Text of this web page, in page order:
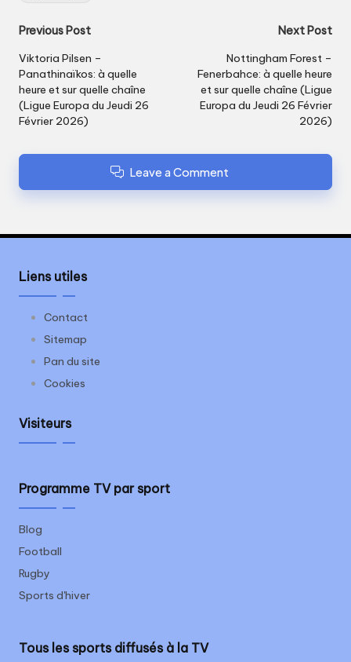
Post
navigation
Previous Post
Viktoria Pilsen –
Panathinaïkos: à quelle
heure et sur quelle chaîne
(Ligue Europa du Jeudi 26
Février 2026)
Next Post
Nottingham Forest –
Fenerbahce: à quelle heure
et sur quelle chaîne (Ligue
Europa du Jeudi 26 Février
2026)
Leave a Comment
Liens utiles
Contact
Sitemap
Pan du site
Cookies
Visiteurs
Programme TV par sport
Blog
Football
Rugby
Sports d'hiver
Tous les sports diffusés à la TV